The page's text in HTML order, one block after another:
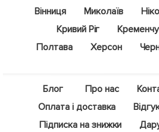
Вінниця
Миколаїв
Кривий Ріг
Полтава
Херсон
Блог Про нас
Оплата і доставка
Підписка на знижки